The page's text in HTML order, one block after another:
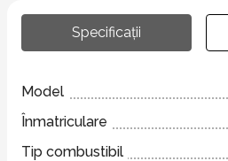
Specificații
Model
Înmatriculare
Tip combustibil